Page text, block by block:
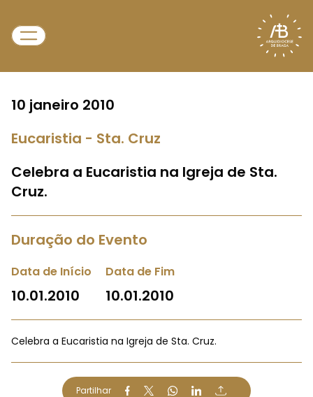
10 janeiro 2010
Eucaristia - Sta. Cruz
Celebra a Eucaristia na Igreja de Sta.
Cruz.
Duração do Evento
Data de Início
10.01.2010
Data de Fim
10.01.2010
Celebra a Eucaristia na Igreja de Sta. Cruz.
Partilhar